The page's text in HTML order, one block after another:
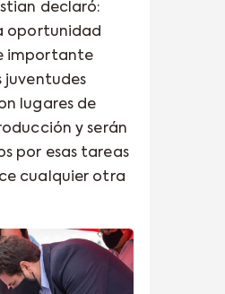
declaró:
oportunidad
importante
juventudes
lugares de
y serán
por esas tareas
cualquier otra